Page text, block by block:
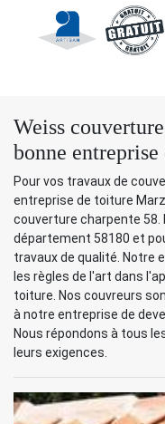
Weiss
bonne
Pour vos travaux de
entreprise de toiture
couverture charpente
département 58180 et
travaux de qualité. Notre
les règles de l'art dans
toiture. Nos couvreurs
à notre entreprise de
Nous répondons à tous
leurs exigences.